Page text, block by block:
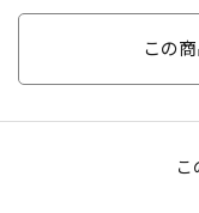
この
こ